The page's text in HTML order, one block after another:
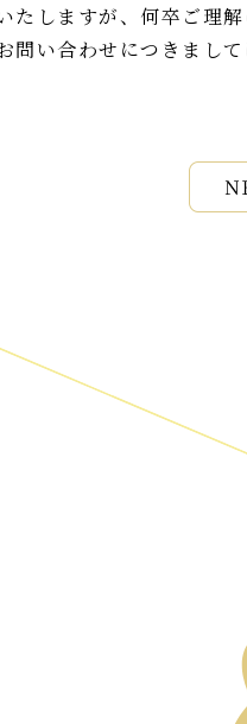
しますが、何卒ご理解
問い合わせにつきまし